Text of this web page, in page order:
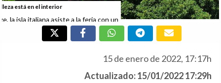
Cerdeña, la belleza está en el interior
Bajo el lema #SardegnaRecharge, la isla italiana asiste a la feria con un
España, que son tanto culturales como económicos.
15 de enero de 2022, 17:17h